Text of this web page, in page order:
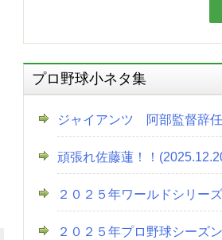
プロ野球小ネタ集
ジャイアンツ 阿部監督辞
頑張れ佐藤蓮！！
２０２５年ワールドシリー
２０２５年プロ野球シーズ